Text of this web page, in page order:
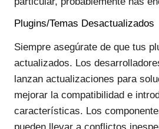
Plugins/Temas Desactualizados
Siempre asegúrate de que tus
actualizados. Los
lanzan actualizaciones para
mejorar la compatibilidad e
características. Los